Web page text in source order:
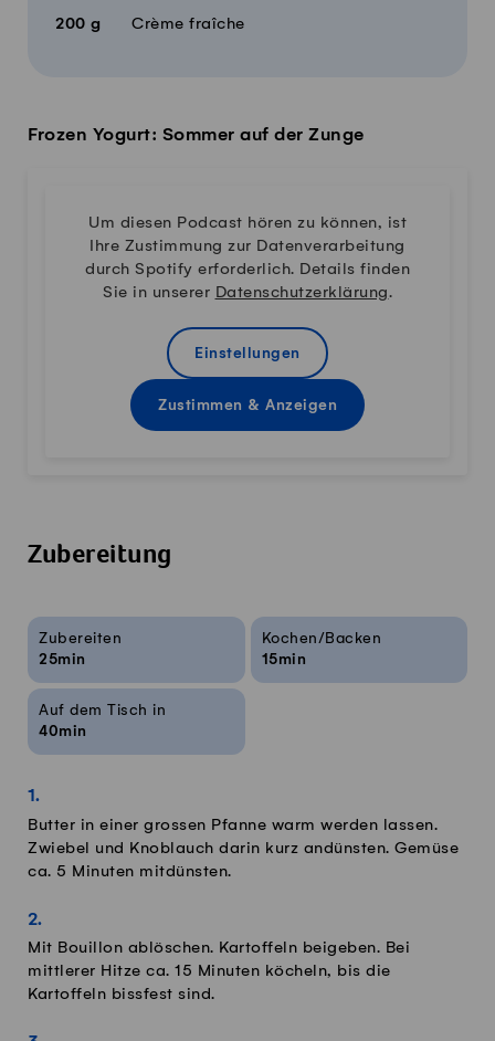
200 g Crème fraîche
Frozen Yogurt: Sommer auf der Zunge
Um diesen Podcast hören zu können, ist
Ihre Zustimmung zur Datenverarbeitung
durch Spotify erforderlich. Details finden
Sie in unserer Datenschutzerklärung.
Einstellungen
Zustimmen & Anzeigen
Zubereitung
Rezeptinfos
Zubereiten
25min
Kochen/Backen
15min
Auf dem Tisch in
40min
Butter in einer grossen Pfanne warm werden lassen.
Zwiebel und Knoblauch darin kurz andünsten. Gemüse
ca. 5 Minuten mitdünsten.
Mit Bouillon ablöschen. Kartoffeln beigeben. Bei
mittlerer Hitze ca. 15 Minuten köcheln, bis die
Kartoffeln bissfest sind.